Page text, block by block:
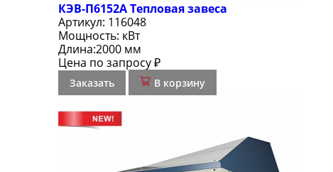
КЭВ-П6152А Тепловая завеса
Артикул: 116048
Мощность: кВт
Длина:2000 мм
Цена по запросу ₽
Заказать В корзину